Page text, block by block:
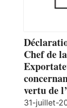
Chef de
vertu de
31-juillet-